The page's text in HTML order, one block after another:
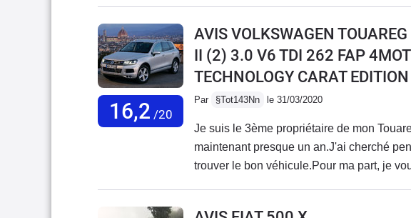
smartphone.Aucun problème rencontré.
16,2 /20
AVIS VOLKSWAGEN TOUAREG
II (2) 3.0 V6 TDI 262 FAP
TECHNOLOGY CARAT
Par §Tot143Nn le 31/03/2020
Je suis le 3ème propriétaire de mon
maintenant presque un an.J'ai cherché
trouver le bon véhicule.Pour ma part, je